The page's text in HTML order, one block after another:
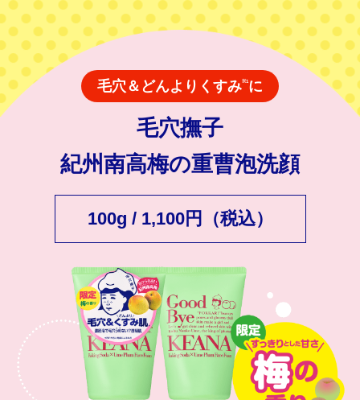
毛穴＆どんよりくすみ※1に
毛穴撫子
紀州南高梅の重曹泡洗顔
100g / 1,100円（税込）